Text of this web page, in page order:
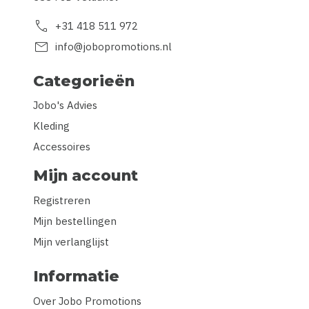
call +31 418 511 972
mail info@jobopromotions.nl
Categorieën
Jobo's Advies
Kleding
Accessoires
Mijn account
Registreren
Mijn bestellingen
Mijn verlanglijst
Informatie
Over Jobo Promotions